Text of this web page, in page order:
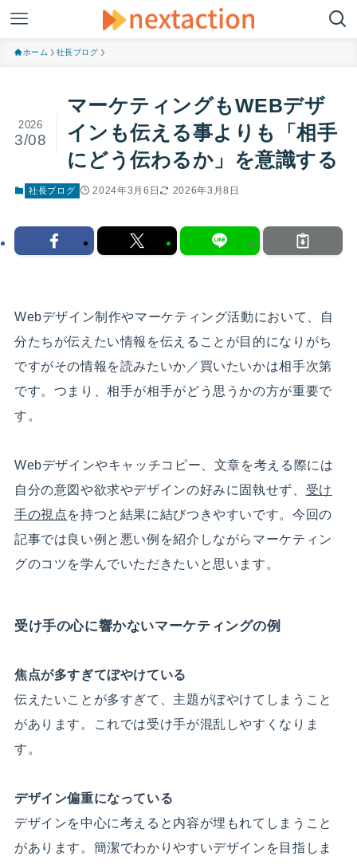
ホーム 社長ブログ
マーケティングもWEBデザ
インも伝える事よりも「相手
にどう伝わるか」を意識する
2026
3/08
社長ブログ 2024年3月6日 2026年3月8日
Webデザイン制作やマーケティング活動において、自
分たちが伝えたい情報を伝えることが目的になりがち
ですがその情報を読みたいか／買いたいかは相手次第
です。つまり、相手が相手がどう思うかの方が重要で
す。
Webデザインやキャッチコピー、文章を考える際には
自分の意図や欲求やデザインの好みに固執せず、 受け
手の視点を持つと結果に結びつきやすいです。今回の
記事では良い例と悪い例を紹介しながらマーケティン
グのコツを学んでいただきたいと思います。
受け手の心に響かないマーケティングの例
焦点が多すぎてぼやけている
伝えたいことが多すぎて、主題がぼやけてしまうこと
があります。これでは受け手が混乱しやすくなりま
す。
デザイン偏重になっている
デザインを中心に考えると内容が埋もれてしまうこと
があります。簡潔でわかりやすいデザインを目指しま